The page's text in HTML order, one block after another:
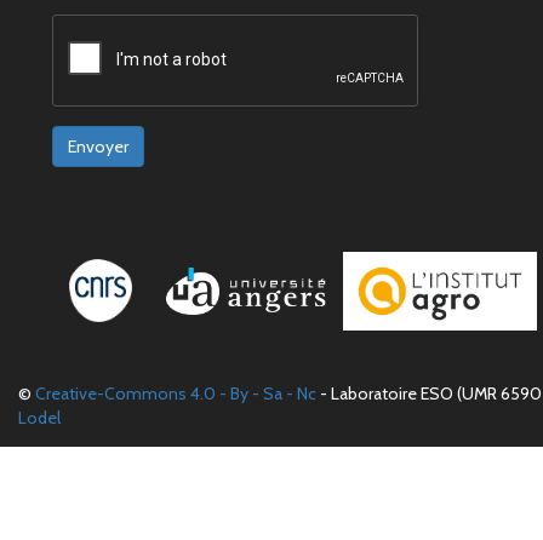
Envoyer
© Creative-Commons 4.0 - By - Sa - Nc - Laboratoire ESO (UMR
Lodel